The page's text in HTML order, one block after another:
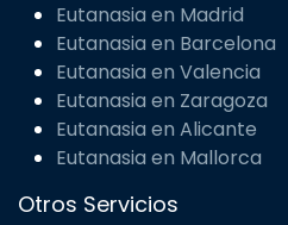
Eutanasia en Madrid
Eutanasia en Barcelona
Eutanasia en Valencia
Eutanasia en Zaragoza
Eutanasia en Alicante
Eutanasia en Mallorca
Otros Servicios